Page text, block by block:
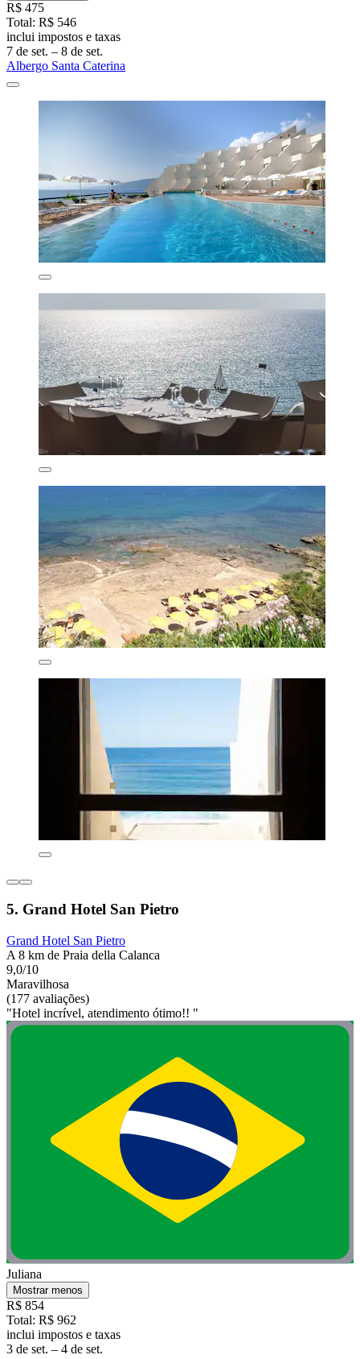
R$ 475
Total: R$ 546
inclui impostos e taxas
7 de set. – 8 de set.
Albergo Santa Caterina
5. Grand Hotel San Pietro
Grand Hotel San Pietro
A 8 km de Praia della Calanca
9,0/10
Maravilhosa
(177 avaliações)
"Hotel incrível, atendimento ótimo!! "
Juliana
Mostrar menos
R$ 854
Total: R$ 962
inclui impostos e taxas
3 de set. – 4 de set.